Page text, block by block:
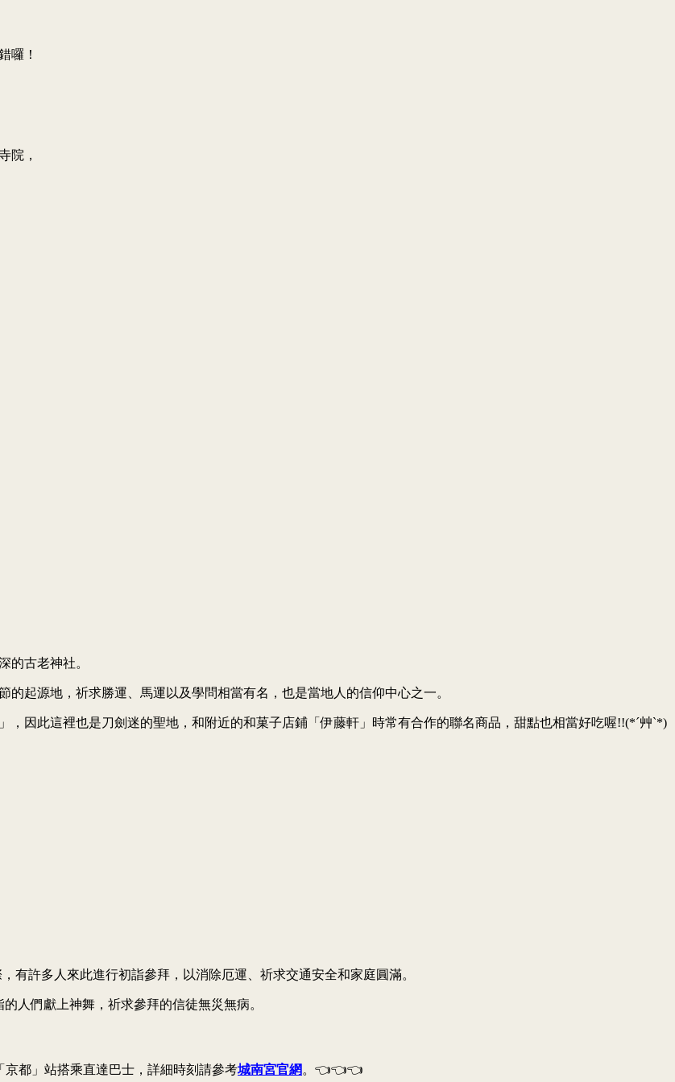
囉！
院，
的古老神社。
起源地，祈求勝運、馬運以及學問相當有名，也是當地人的信仰中心之一。
因此這裡也是刀劍迷的聖地，和附近的和菓子店鋪「伊藤軒」時常有合作的聯名商品，甜點也相當好吃喔!!(*´艸`*)
有許多人來此進行初詣參拜，以消除厄運、祈求交通安全和家庭圓滿。
人們獻上神舞，祈求參拜的信徒無災無病。
都」站搭乘直達巴士，詳細時刻請參考城南宮官網 。👈👈👈